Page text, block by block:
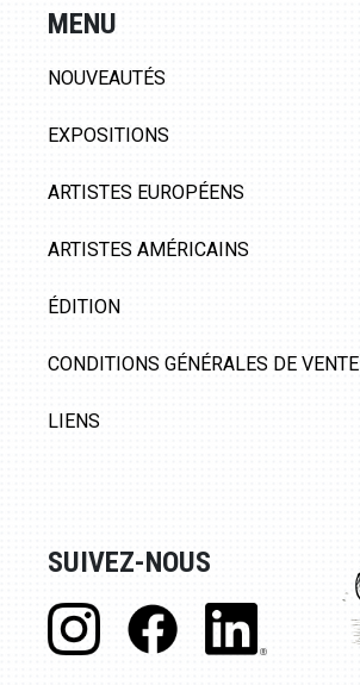
MENU
NOUVEAUTÉS
EXPOSITIONS
ARTISTES EUROPÉENS
ARTISTES AMÉRICAINS
ÉDITION
CONDITIONS GÉNÉRALES DE VENTE
LIENS
SUIVEZ-NOUS